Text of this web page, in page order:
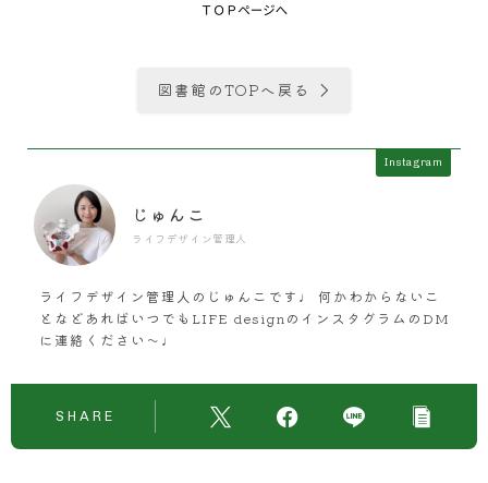
図書館のTOPへ戻る
Instagram
じゅんこ
ライフデザイン管理人
ライフデザイン管理人のじゅんこです♩ 何かわからないこ
となどあればいつでもLIFE designのインスタグラムのDM
に連絡ください〜♩
SHARE